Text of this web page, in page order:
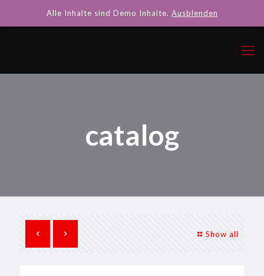
catalog
Show all
Alle Inhalte sind Demo Inhalte. Ausblenden